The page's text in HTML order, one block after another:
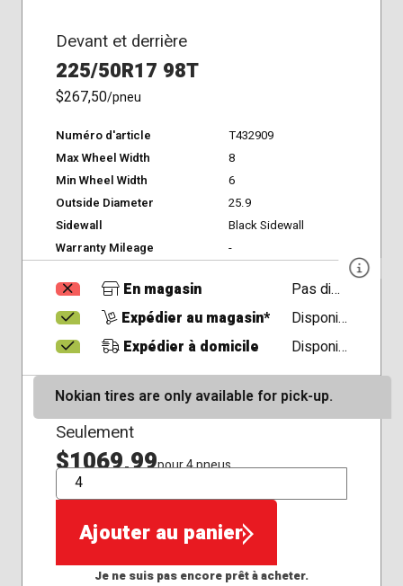
Devant et derrière
225/50R17 98T
$267,50/pneu
Numéro d'article
T432909
Max Wheel Width
8
Min Wheel Width
6
Outside Diameter
25.9
Sidewall
Black Sidewall
Warranty Mileage
-
En magasin
Pas disponible
Expédier au magasin*
Disponible
Expédier à domicile
Disponible
Nokian tires are only available for pick-up.
Seulement
$1069,99pour 4 pneus
QTÉ
Ajouter au panier
Je ne suis pas encore prêt à acheter.